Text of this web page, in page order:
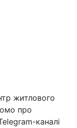
житлового
про
каналі